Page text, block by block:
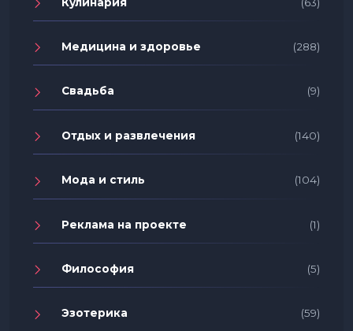
Медицина и здоровье (288)
Свадьба (9)
Отдых и развлечения (140)
Мода и стиль (104)
Реклама на проекте (1)
Философия (5)
Эзотерика (59)